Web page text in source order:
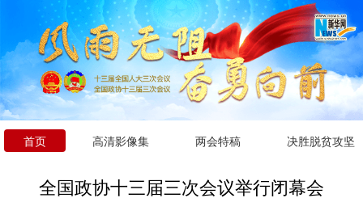
首页 高清影像集 两会特稿 决胜脱贫攻坚
全国政协十三届三次会议举行闭幕会